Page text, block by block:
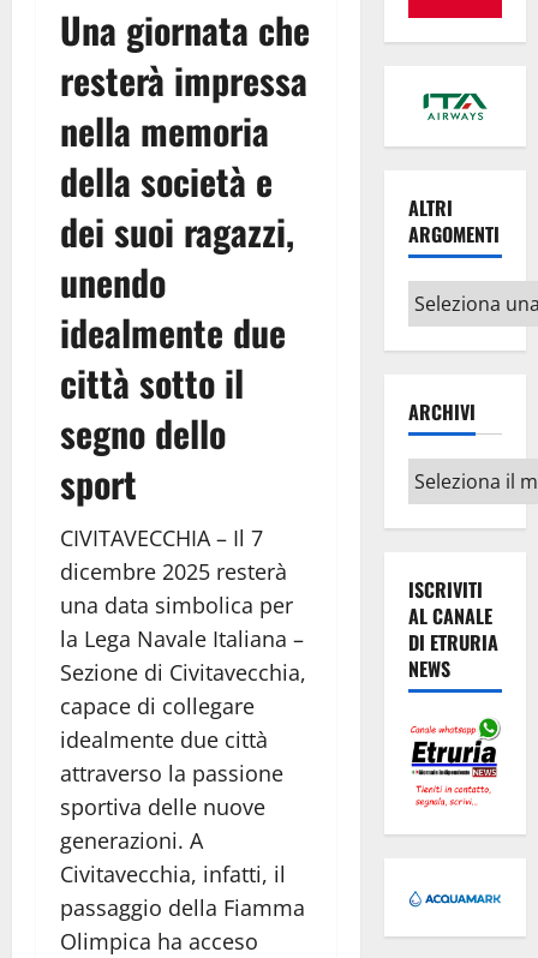
Una giornata che
resterà impressa
nella memoria
della società e
dei suoi ragazzi,
unendo
idealmente due
città sotto il
segno dello
sport
CIVITAVECCHIA – Il 7
dicembre 2025 resterà
una data simbolica per
la Lega Navale Italiana –
Sezione di Civitavecchia,
capace di collegare
idealmente due città
attraverso la passione
sportiva delle nuove
generazioni. A
Civitavecchia, infatti, il
passaggio della Fiamma
Olimpica ha acceso
ALTRI
ARGOMENTI
Altri
argomenti
ARCHIVI
Archivi
ISCRIVITI
AL CANALE
DI ETRURIA
NEWS